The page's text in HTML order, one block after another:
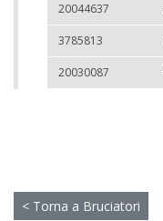
20044637
3785813
20030087
< Torna a Bruciatori